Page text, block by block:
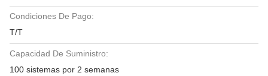
Condiciones De Pago:
T/T
Capacidad De Suministro:
100 sistemas por 2 semanas